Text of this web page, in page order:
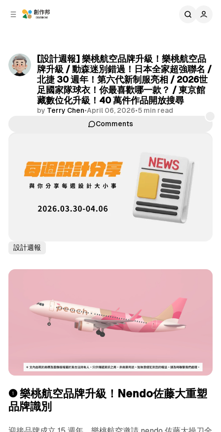
[設計週報] 樂桃航空品牌升級！樂桃航空品
牌升級 / 動森迷別錯過！日本全家超強聯名 /
北捷 30 週年！第六代新制服亮相 / 2026世
足國家隊球衣！你最喜歡哪一款？ / 東京館
藏數位化升級！40 萬件作品開放搜尋
by Terry Chen•April 06, 2026•5 min read
Comments
設計週報
❶ 樂桃航空品牌升級！Nendo佐藤大重塑
品牌識別